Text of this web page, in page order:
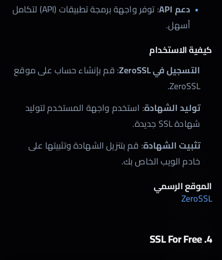
دعم API
: توفر واجهة برمجة تطبيقات (API) لتكامل
أسهل.
كيفية الاستخدام
التسجيل في ZeroSSL
: قم بإنشاء حساب على موقع
ZeroSSL.
توليد الشهادة: استخدم واجهة المستخدم لتوليد
شهادة SSL جديدة.
تثبيت الشهادة: قم بتنزيل الشهادة وتثبيتها على
خادم الويب الخاص بك.
الموقع الرسمي
ZeroSSL
4. SSL For Free